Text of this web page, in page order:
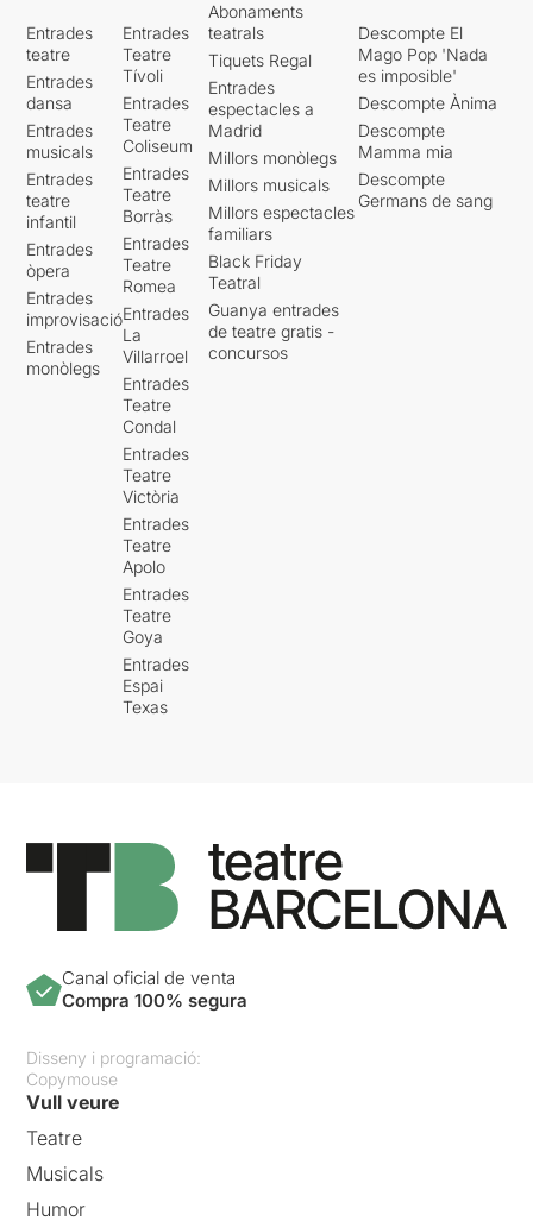
Entrades
teatre
Entrades
dansa
Entrades
musicals
Entrades
teatre
infantil
Entrades
òpera
Entrades
improvisació
Entrades
monòlegs
Entrades
Teatre
Tívoli
Entrades
Teatre
Coliseum
Entrades
Teatre
Borràs
Entrades
Teatre
Romea
Entrades
La
Villarroel
Entrades
Teatre
Condal
Entrades
Teatre
Victòria
Entrades
Teatre
Apolo
Entrades
Teatre
Goya
Entrades
Espai
Texas
Abonaments
teatrals
Tiquets Regal
Entrades
espectacles a
Madrid
Millors monòlegs
Millors musicals
Millors espectacles
familiars
Black Friday
Teatral
Guanya entrades
de teatre gratis -
concursos
Descompte El
Mago Pop 'Nada
es imposible'
Descompte Ànima
Descompte
Mamma mia
Descompte
Germans de sang
Canal oficial de venta
Compra 100% segura
Disseny i programació:
Copymouse
Vull veure
Teatre
Musicals
Humor